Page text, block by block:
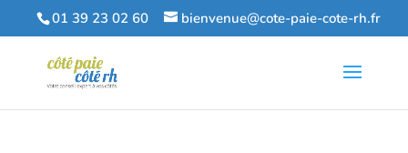
01 39 23 02 60 bienvenue@cote-paie-cote-rh.fr